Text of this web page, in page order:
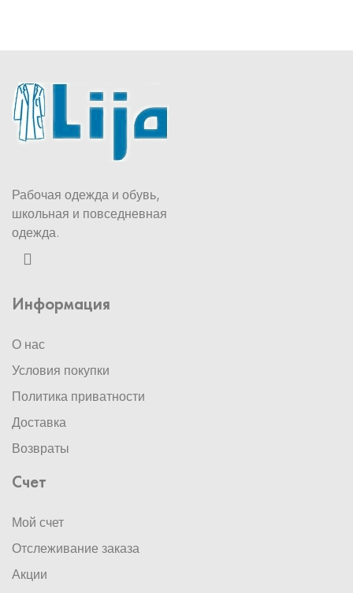
Рабочая одежда и обувь,
школьная и повседневная
одежда.
Информация
О нас
Условия покупки
Политика приватности
Доставка
Возвраты
Счет
Мой счет
Отслеживание заказа
Акции